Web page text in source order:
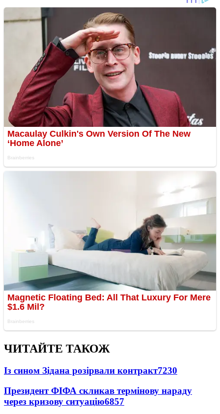
ЧИТАЙТЕ ТАКОЖ
Із сином Зідана розірвали контракт7230
Президент ФІФА скликав термінову нараду
через кризову ситуацію6857